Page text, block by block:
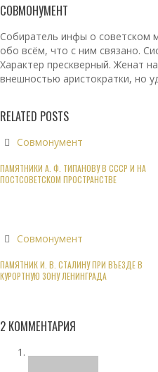
СОВМОНУМЕНТ
Собиратель инфы о советском
обо всём, что с ним связано.
Характер прескверный. Женат
внешностью аристократки, но
RELATED POSTS
Совмонумент
ПАМЯТНИКИ А. Ф. ТИПАНОВУ В СССР И НА
ПОСТСОВЕТСКОМ ПРОСТРАНСТВЕ
Совмонумент
ПАМЯТНИК И. В. СТАЛИНУ ПРИ ВЪЕЗДЕ В
КУРОРТНУЮ ЗОНУ ЛЕНИНГРАДА
2 КОММЕНТАРИЯ